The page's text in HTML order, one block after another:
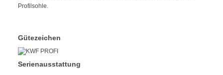
Profilsohle.
Gütezeichen
Serienausstattung